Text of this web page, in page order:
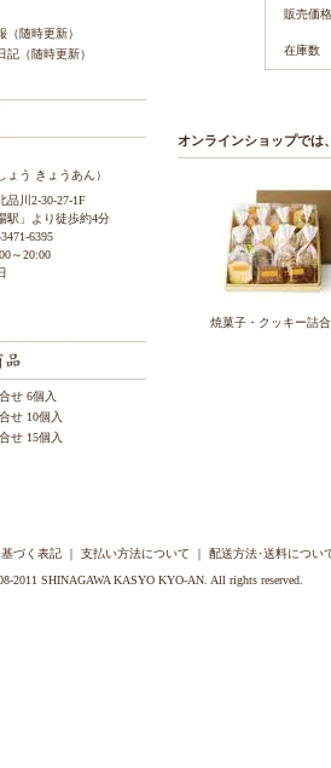
（随時更新）
記（随時更新）
ょう きょうあん）
品川2-30-27-1F
駅」より徒歩約4分
6395
～20:00
せ 6個入
せ 10個入
せ 15個入
販売価格
在庫数
オンラインショップでは
焼菓子・クッキー詰
づく表記 ｜ 支払い方法について ｜ 配送方法･送料につい
2011 SHINAGAWA KASYO KYO-AN. All rights reserved.